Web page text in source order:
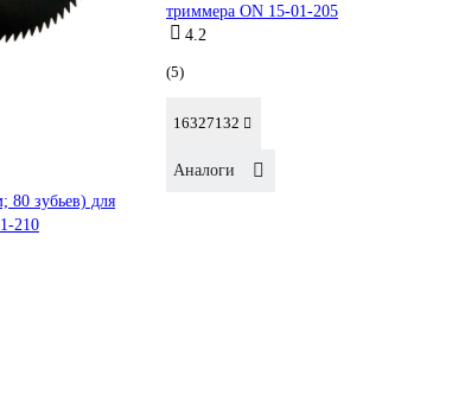
80 зубьев) для
210
триммера ON 15-01-205
4.2
(5)
16327132
Аналоги